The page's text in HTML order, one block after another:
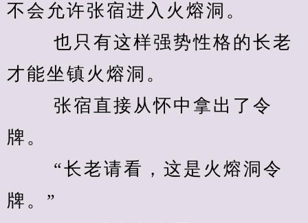
不会允许张宿进入火熔洞。
也只有这样强势性格的长老
才能坐镇火熔洞。
张宿直接从怀中拿出了令
牌。
“长老请看，这是火熔洞令
牌。”